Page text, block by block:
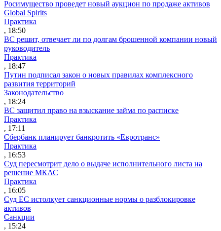
Росимущество проведет новый аукцион по продаже активов
Global Spirits
Практика
, 18:50
ВС решит, отвечает ли по долгам брошенной компании новый
руководитель
Практика
, 18:47
Путин подписал закон о новых правилах комплексного
развития территорий
Законодательство
, 18:24
ВС защитил право на взыскание займа по расписке
Практика
, 17:11
Сбербанк планирует банкротить «Евротранс»
Практика
, 16:53
Суд пересмотрит дело о выдаче исполнительного листа на
решение МКАС
Практика
, 16:05
Суд ЕС истолкует санкционные нормы о разблокировке
активов
Санкции
, 15:24